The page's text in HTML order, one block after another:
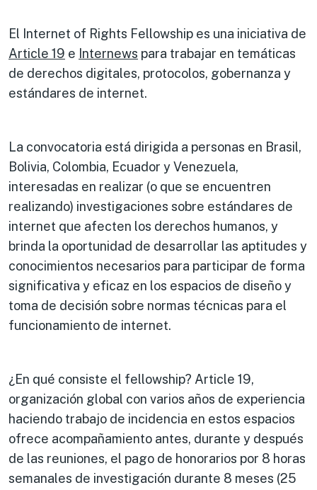
El Internet of Rights Fellowship es una iniciativa de
Article 19 e Internews para trabajar en temáticas
de derechos digitales, protocolos, gobernanza y
estándares de internet.
La convocatoria está dirigida a personas en Brasil,
Bolivia, Colombia, Ecuador y Venezuela,
interesadas en realizar (o que se encuentren
realizando) investigaciones sobre estándares de
internet que afecten los derechos humanos, y
brinda la oportunidad de desarrollar las aptitudes y
conocimientos necesarios para participar de forma
significativa y eficaz en los espacios de diseño y
toma de decisión sobre normas técnicas para el
funcionamiento de internet.
¿En qué consiste el fellowship? Article 19,
organización global con varios años de experiencia
haciendo trabajo de incidencia en estos espacios
ofrece acompañamiento antes, durante y después
de las reuniones, el pago de honorarios por 8 horas
semanales de investigación durante 8 meses (25